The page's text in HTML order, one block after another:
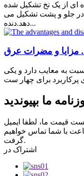
ای از یک نخ تشکیل شده
در جلو و پشت تشکیل می
دهد.دنده...
...
به معایب دارد و یکی
ما بپیوندید
قیمت ما، لطفا ایمیل
برای ما بگذارید و ما ظرف 24 ساعت با شما تماس خواهیم
گرفت.
اشتراک در